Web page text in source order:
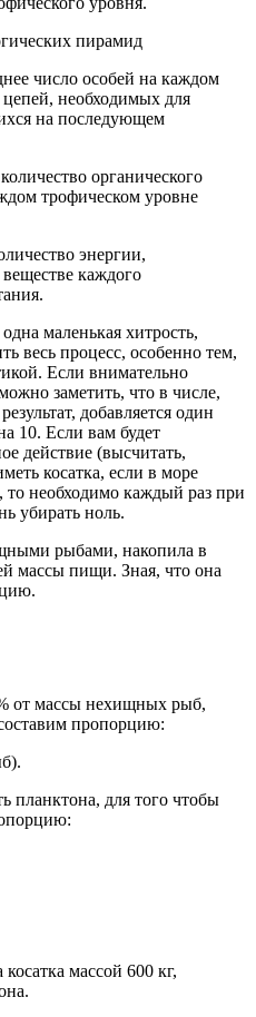
пирамид
число особей на каждом
необходимых для
на последующем
органического
трофическом уровне
энергии,
каждого
маленькая хитрость,
весь процесс, особенно тем,
Если внимательно
заметить, что в числе,
добавляется один
10. Если вам будет
действие (высчитать,
косатка, если в море
то необходимо каждый раз при
убирать ноль.
рыбами, накопила в
массы пищи. Зная, что она
от массы нехищных рыб,
пропорцию:
планктона, для того чтобы
массой 600 кг,